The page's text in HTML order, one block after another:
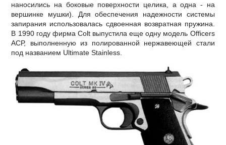
наносились на боковые поверхности целика, а одна - на
вершинке мушки). Для обеспечения надежности системы
запирания использовалась сдвоенная возвратная пружина.
В 1990 году фирма Соlt выпустила еще одну модель Оfficers
АСР, выполненную из полированной нержавеющей стали
под названием Ultimate Stainless.